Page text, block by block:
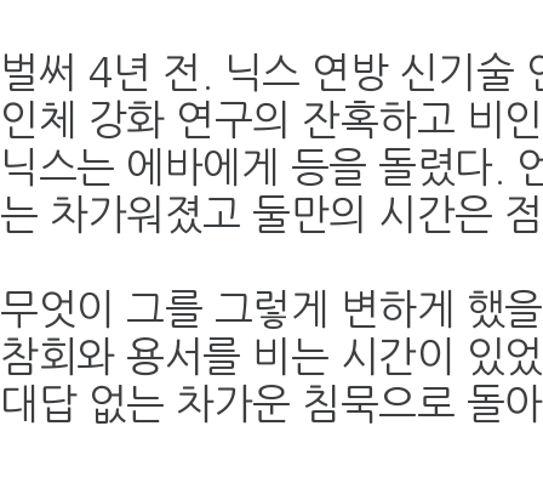
벌써 4년 전. 닉스 연방 신기술
인체 강화 연구의 잔혹하고 비
닉스는 에바에게 등을 돌렸다.
는 차가워졌고 둘만의 시간은
무엇이 그를 그렇게 변하게 했
참회와 용서를 비는 시간이 있
대답 없는 차가운 침묵으로 돌